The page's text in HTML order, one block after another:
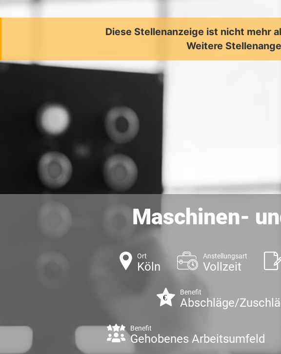
Diese Stellenanzeige ist nicht mehr
Weitere
Maschinen-
Ort
Köln
Anstellungsart
Vollzeit
Benefit
Abschläge/
Benefit
Gehobenes Arbeitsumfeld